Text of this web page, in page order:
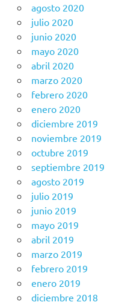
agosto 2020
julio 2020
junio 2020
mayo 2020
abril 2020
marzo 2020
febrero 2020
enero 2020
diciembre 2019
noviembre 2019
octubre 2019
septiembre 2019
agosto 2019
julio 2019
junio 2019
mayo 2019
abril 2019
marzo 2019
febrero 2019
enero 2019
diciembre 2018